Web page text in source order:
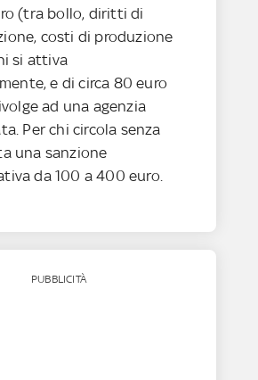
(tra bollo, diritti di
costi di produzione
si attiva
e di circa 80 euro
ad una agenzia
Per chi circola senza
una sanzione
da 100 a 400 euro.
PUBBLICITÀ